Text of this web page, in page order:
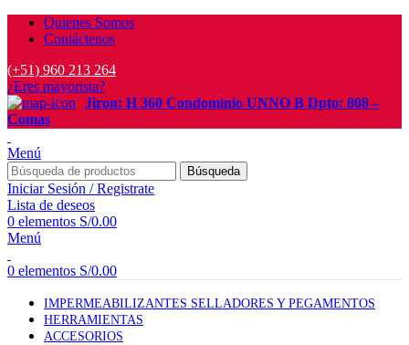
Quienes Somos
Contáctenos
(+51) 960 213 264
¿Eres mayorista?
Jiron: H 360 Condominio UNNO B Dpto: 808 –
Comas
Menú
Búsqueda
Iniciar Sesión / Registrate
Lista de deseos
0 elementos S/0.00
Menú
0 elementos S/0.00
IMPERMEABILIZANTES SELLADORES Y PEGAMENTOS
HERRAMIENTAS
ACCESORIOS